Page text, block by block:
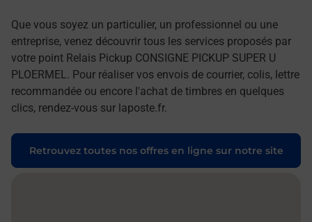
Que vous soyez un particulier, un professionnel ou une
entreprise, venez découvrir tous les services proposés par
votre point Relais Pickup CONSIGNE PICKUP SUPER U
PLOERMEL. Pour réaliser vos envois de courrier, colis, lettre
recommandée ou encore l'achat de timbres en quelques
clics, rendez-vous sur laposte.fr.
Retrouvez toutes nos offres en ligne sur notre site